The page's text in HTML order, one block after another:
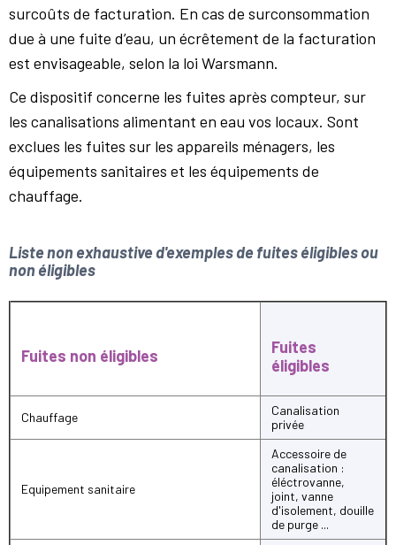
surcoûts de facturation. En cas de surconsommation
due à une fuite d’eau, un écrêtement de la facturation
est envisageable, selon la loi Warsmann.
Ce dispositif concerne les fuites après compteur, sur
les canalisations alimentant en eau vos locaux. Sont
exclues les fuites sur les appareils ménagers, les
équipements sanitaires et les équipements de
chauffage.
Liste non exhaustive d'exemples de fuites éligibles ou
non éligibles
Fuites non éligibles
Fuites
éligibles
Chauffage
Canalisation
privée
Equipement sanitaire
Accessoire de
canalisation :
éléctrovanne,
joint, vanne
d'isolement, douille
de purge ...